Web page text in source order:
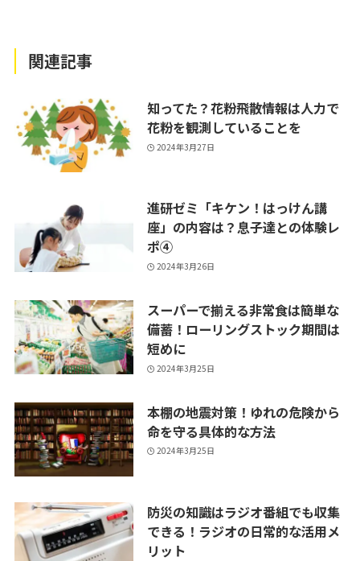
関連記事
知ってた？花粉飛散情報は人力で
花粉を観測していることを
2024年3月27日
進研ゼミ「キケン！はっけん講
座」の内容は？息子達との体験レ
ポ④
2024年3月26日
スーパーで揃える非常食は簡単な
備蓄！ローリングストック期間は
短めに
2024年3月25日
本棚の地震対策！ゆれの危険から
命を守る具体的な方法
2024年3月25日
防災の知識はラジオ番組でも収集
できる！ラジオの日常的な活用メ
リット